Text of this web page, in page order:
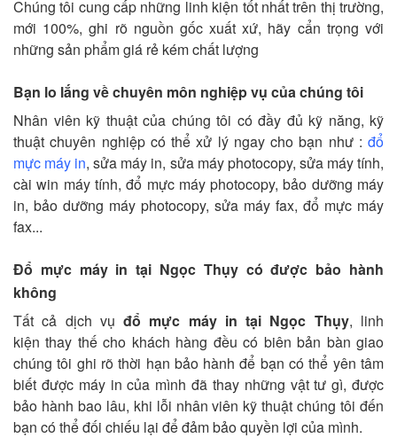
Chúng tôi cung cấp những linh kiện tốt nhất trên thị trường,
mới 100%, ghi rõ nguồn gốc xuất xứ, hãy cẩn trọng với
những sản phẩm giá rẻ kém chất lượng
Bạn lo lắng về chuyên môn nghiệp vụ của chúng tôi
Nhân viên kỹ thuật của chúng tôi có đầy đủ kỹ năng, kỹ
thuật chuyên nghiệp có thể xử lý ngay cho bạn như : đổ
mực máy in, sửa máy in, sửa máy photocopy, sửa máy tính,
cài win máy tính, đổ mực máy photocopy, bảo dưỡng máy
in, bảo dưỡng máy photocopy, sửa máy fax, đổ mực máy
fax...
Đổ mực máy in tại Ngọc Thụy có được bảo hành
không
Tất cả dịch vụđổ mực máy in tại Ngọc Thụy, linh
kiện thay thế cho khách hàng đều có biên bản bàn giao
chúng tôi ghi rõ thời hạn bảo hành để bạn có thể yên tâm
biết được máy in của mình đã thay những vật tư gì, được
bảo hành bao lâu, khi lỗi nhân viên kỹ thuật chúng tôi đến
bạn có thể đối chiếu lại để đảm bảo quyền lợi của mình.